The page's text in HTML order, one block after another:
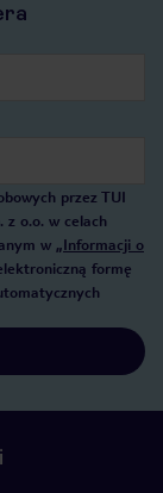
przez TUI
z o.o. w celach
w „Informacji o
formę